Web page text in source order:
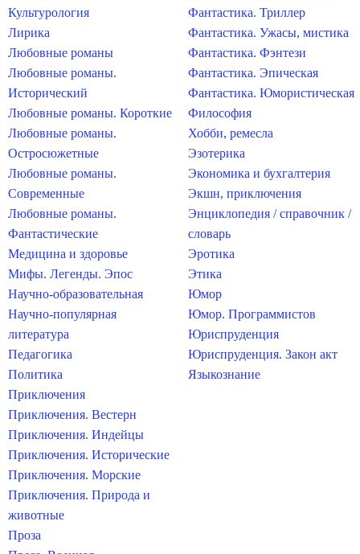
Культурология
Лирика
Любовные романы
Любовные романы.
Исторический
Любовные романы. Короткие
Любовные романы.
Остросюжетные
Любовные романы.
Современные
Любовные романы.
Фантастические
Медицина и здоровье
Мифы. Легенды. Эпос
Научно-образовательная
Научно-популярная
литература
Педагогика
Политика
Приключения
Приключения. Вестерн
Приключения. Индейцы
Приключения. Исторические
Приключения. Морские
Приключения. Природа и
животные
Проза
Фантастика. Триллер
Фантастика. Ужасы, мистика
Фантастика. Фэнтези
Фантастика. Эпическая
Фантастика. Юмористическая
Философия
Хобби, ремесла
Эзотерика
Экономика и бухгалтерия
Экшн, приключения
Энциклопедия / справочник /
словарь
Эротика
Этика
Юмор
Юмор. Программистов
Юриспруденция
Юриспруденция. Закон акт
Языкознание